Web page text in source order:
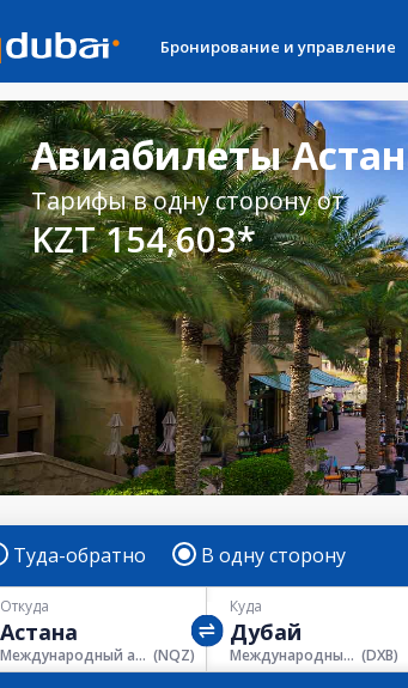
Бронирование и управление
Авиабилеты
Тарифы в одну сторону от
KZT 154,603*
Туда-обратно В одну сторону
Откуда
Международный аэропорт Нурсултан Назарбаев (NQZ)
Куда
Международный Аэропорт Дубая (DXB)